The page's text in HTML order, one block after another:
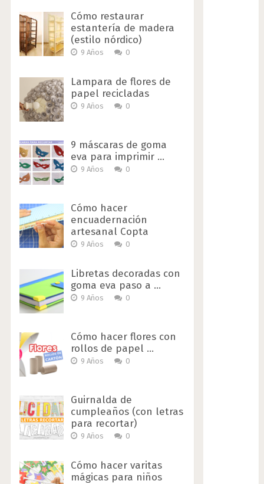
Cómo restaurar
estantería de madera
(estilo nórdico)
9 Años 0
Lampara de flores de
papel recicladas
9 Años 0
9 máscaras de goma
eva para imprimir …
9 Años 0
Cómo hacer
encuadernación
artesanal Copta
9 Años 0
Libretas decoradas con
goma eva paso a …
9 Años 0
Cómo hacer flores con
rollos de papel …
9 Años 0
Guirnalda de
cumpleaños (con letras
para recortar)
9 Años 0
Cómo hacer varitas
mágicas para niños